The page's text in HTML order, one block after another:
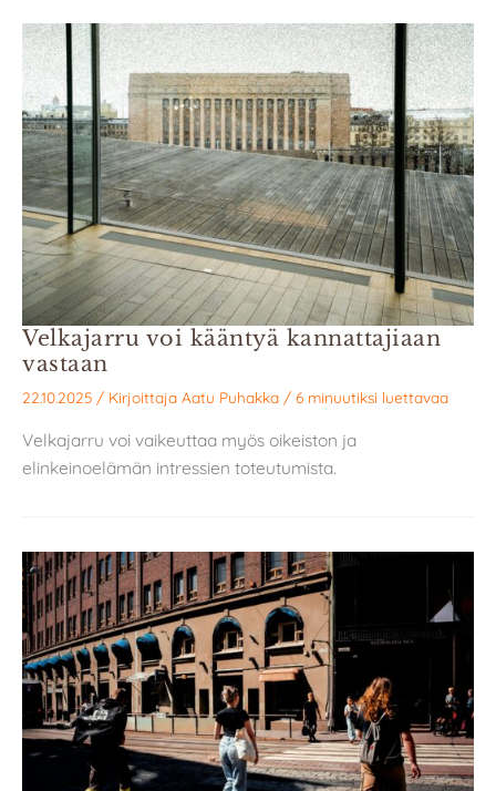
Velkajarru voi kääntyä kannattajiaan
vastaan
22.10.2025 / Kirjoittaja Aatu Puhakka / 6 minuutiksi luettavaa
Velkajarru voi vaikeuttaa myös oikeiston ja
elinkeinoelämän intressien toteutumista.